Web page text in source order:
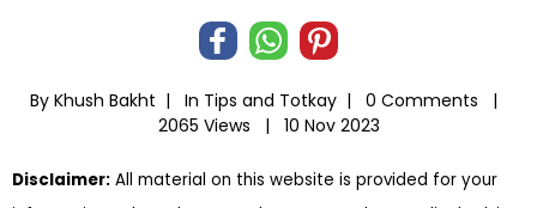
By Khush Bakht | In Tips and Totkay |
0 Comments |
2065 Views |
10 Nov 2023
Disclaimer: All material on this website is provided for your